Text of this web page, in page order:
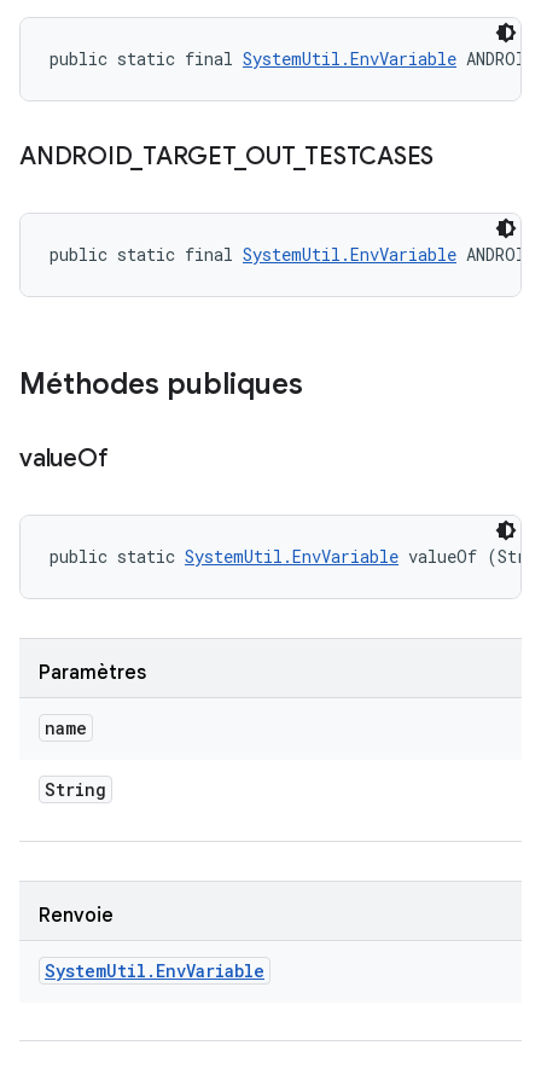
public static final SystemUtil.EnvVariable
ANDROID_ TARGET_ OUT_ TESTCASES
public static final SystemUtil.EnvVariable
Méthodes publiques
valueOf
public static SystemUtil.EnvVariable valueOf
Paramètres
name
String
Renvoie
SystemUtil . EnvVariable